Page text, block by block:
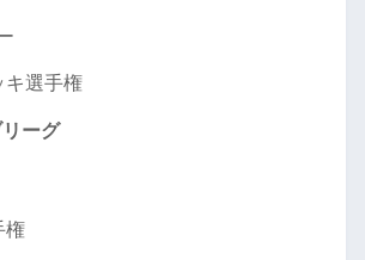
キ選手権
ーグ
権